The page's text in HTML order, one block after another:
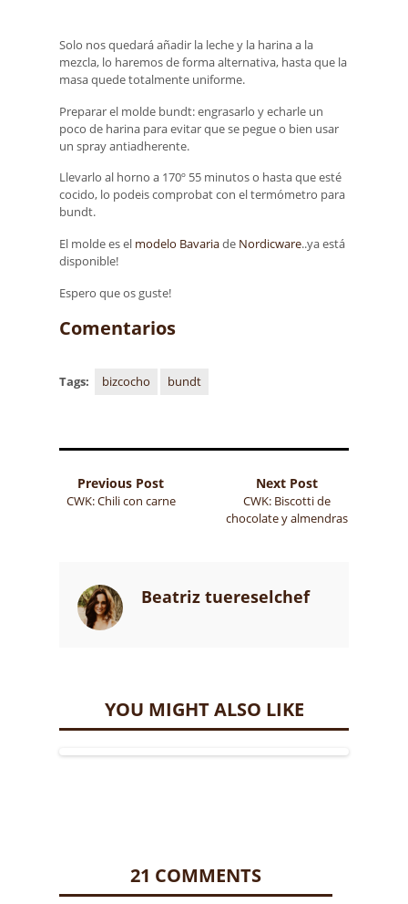
Solo nos quedará añadir la leche y la harina a la
mezcla, lo haremos de forma alternativa, hasta que la
masa quede totalmente uniforme.
Preparar el molde bundt: engrasarlo y echarle un
poco de harina para evitar que se pegue o bien usar
un spray antiadherente.
Llevarlo al horno a 170º 55 minutos o hasta que esté
cocido, lo podeis comprobat con el termómetro para
bundt.
El molde es el modelo Bavariade Nordicware..ya está
disponible!
Espero que os guste!
Comentarios
Tags: bizcocho bundt
Previous Post
CWK: Chili con carne
Next Post
CWK: Biscotti de
chocolate y almendras
Beatriz tuereselchef
YOU MIGHT ALSO LIKE
21 COMMENTS